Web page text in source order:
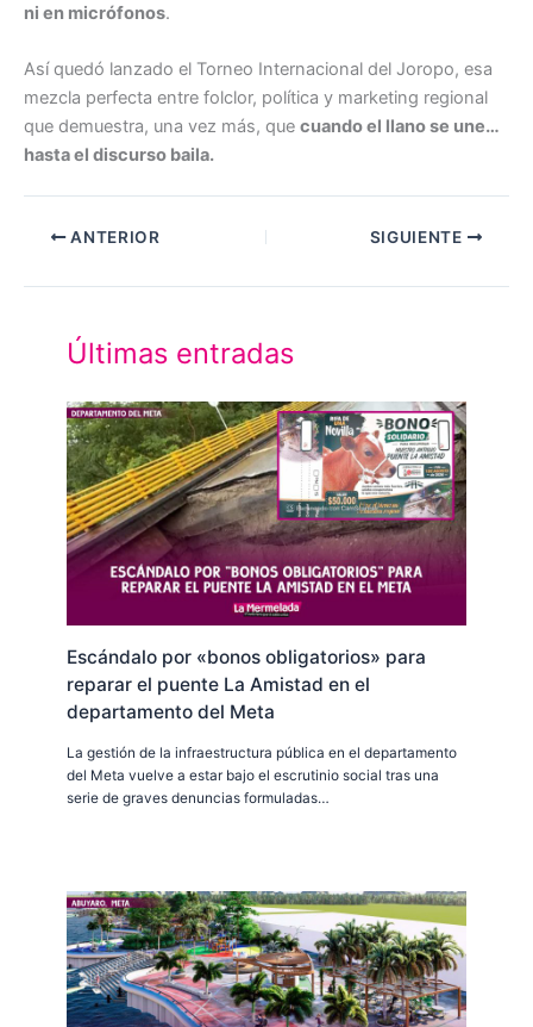
ni en micrófonos.
Así quedó lanzado el Torneo Internacional del Joropo, esa
mezcla perfecta entre folclor, política y marketing regional
que demuestra, una vez más, que cuando el llano se une…
hasta el discurso baila.
ANTERIOR SIGUIENTE
Últimas entradas
Escándalo por «bonos obligatorios» para
reparar el puente La Amistad en el
departamento del Meta
La gestión de la infraestructura pública en el departamento
del Meta vuelve a estar bajo el escrutinio social tras una
serie de graves denuncias formuladas…